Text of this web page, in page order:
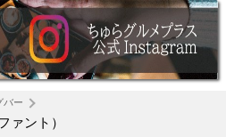
バー
ァント）